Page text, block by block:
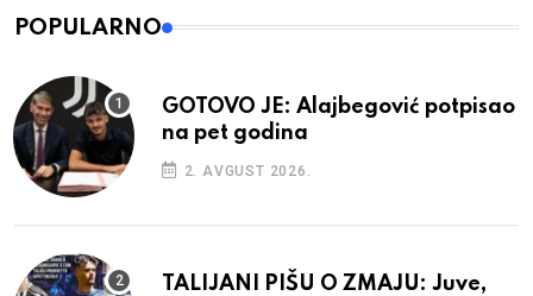
POPULARNO
GOTOVO JE: Alajbegović potpisao
na pet godina
2. AVGUST 2026.
TALIJANI PIŠU O ZMAJU: Juve,